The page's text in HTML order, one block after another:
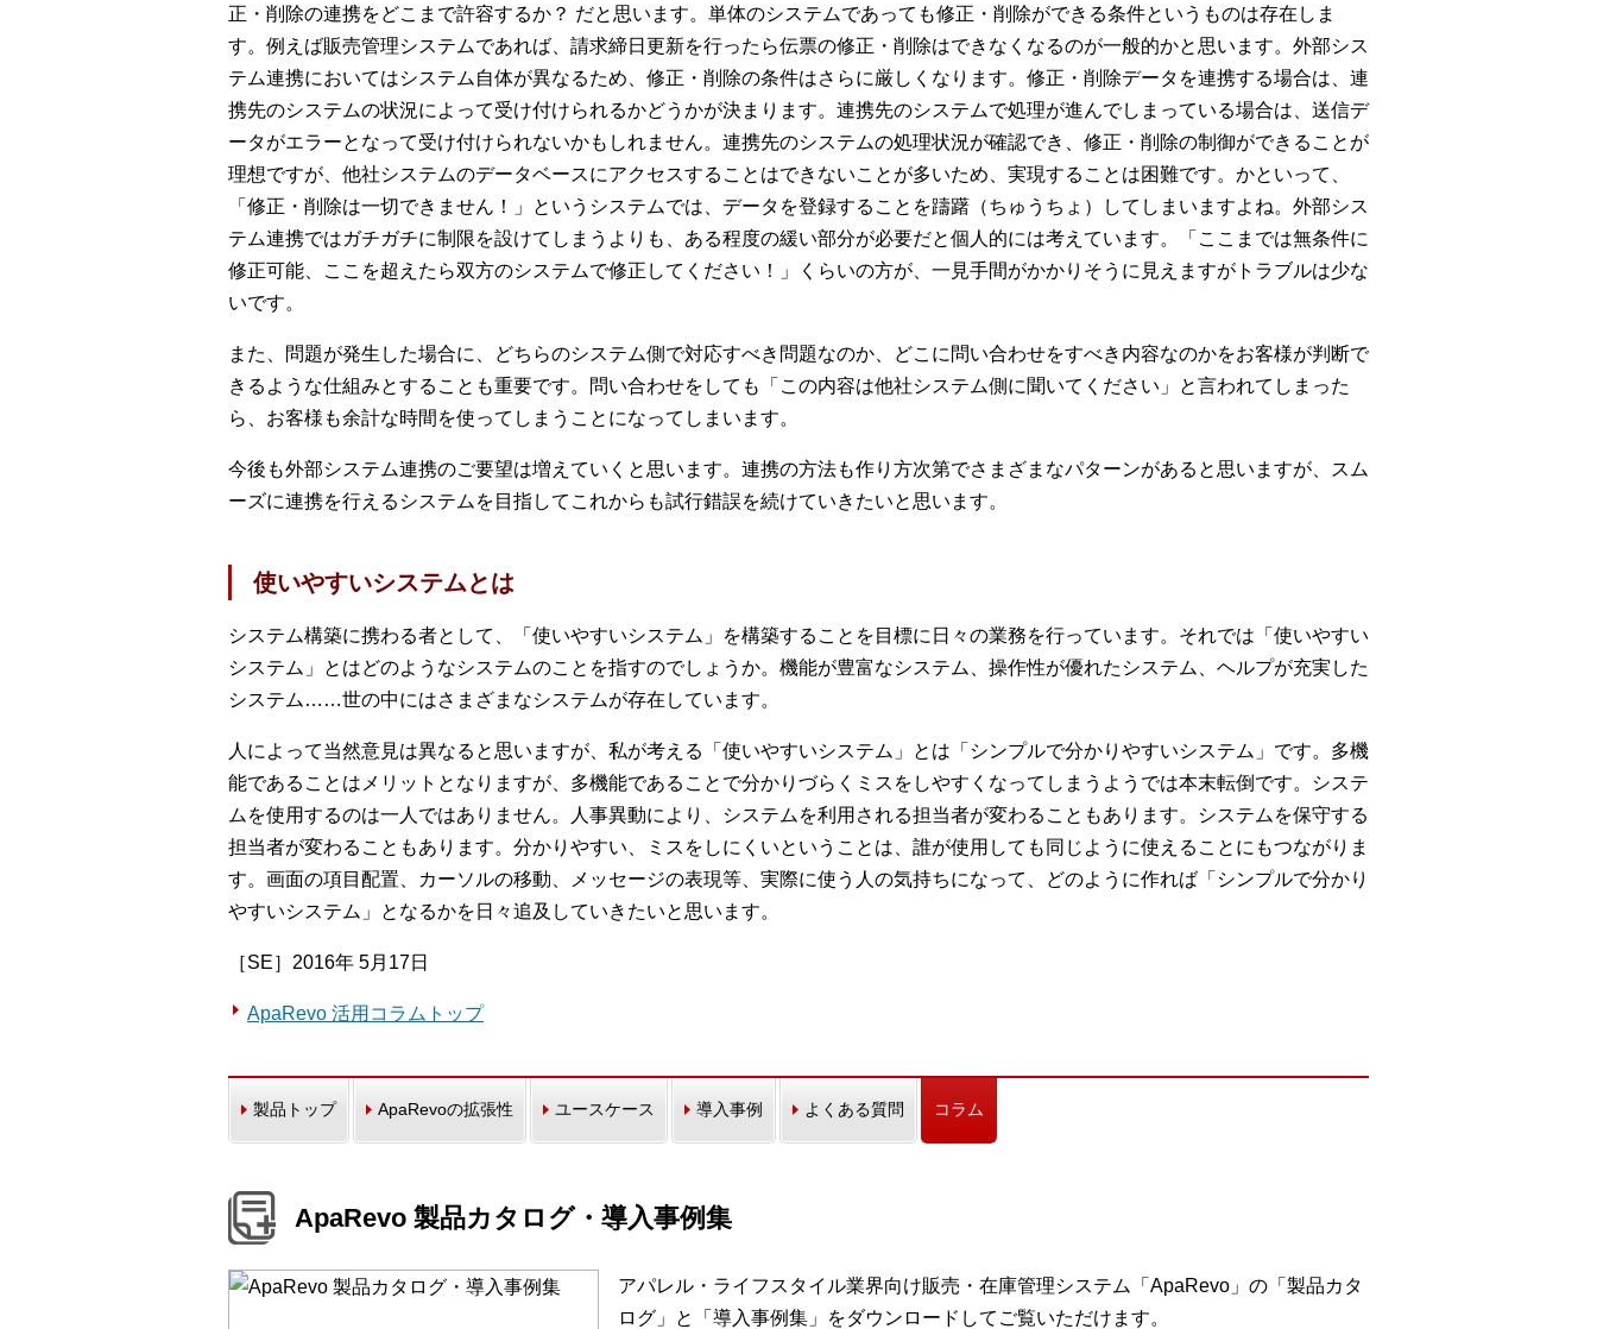
正・削除の連携をどこまで許容するか？ だと思います。単体のシステムであっても修正・削除ができる条件というものは存在しま
す。例えば販売管理システムであれば、請求締日更新を行ったら伝票の修正・削除はできなくなるのが一般的かと思います。外部シス
テム連携においてはシステム自体が異なるため、修正・削除の条件はさらに厳しくなります。修正・削除データを連携する場合は、連
携先のシステムの状況によって受け付けられるかどうかが決まります。連携先のシステムで処理が進んでしまっている場合は、送信デ
ータがエラーとなって受け付けられないかもしれません。連携先のシステムの処理状況が確認でき、修正・削除の制御ができることが
理想ですが、他社システムのデータベースにアクセスすることはできないことが多いため、実現することは困難です。かといって、
「修正・削除は一切できません！」というシステムでは、データを登録することを躊躇（ちゅうちょ）してしまいますよね。外部シス
テム連携ではガチガチに制限を設けてしまうよりも、ある程度の緩い部分が必要だと個人的には考えています。「ここまでは無条件に
修正可能、ここを超えたら双方のシステムで修正してください！」くらいの方が、一見手間がかかりそうに見えますがトラブルは少な
いです。
また、問題が発生した場合に、どちらのシステム側で対応すべき問題なのか、どこに問い合わせをすべき内容なのかをお客様が判断で
きるような仕組みとすることも重要です。問い合わせをしても「この内容は他社システム側に聞いてください」と言われてしまった
ら、お客様も余計な時間を使ってしまうことになってしまいます。
今後も外部システム連携のご要望は増えていくと思います。連携の方法も作り方次第でさまざまなパターンがあると思いますが、スム
ーズに連携を行えるシステムを目指してこれからも試行錯誤を続けていきたいと思います。
使いやすいシステムとは
システム構築に携わる者として、「使いやすいシステム」を構築することを目標に日々の業務を行っています。それでは「使いやすい
システム」とはどのようなシステムのことを指すのでしょうか。機能が豊富なシステム、操作性が優れたシステム、ヘルプが充実した
システム……世の中にはさまざまなシステムが存在しています。
人によって当然意見は異なると思いますが、私が考える「使いやすいシステム」とは「シンプルで分かりやすいシステム」です。多機
能であることはメリットとなりますが、多機能であることで分かりづらくミスをしやすくなってしまうようでは本末転倒です。システ
ムを使用するのは一人ではありません。人事異動により、システムを利用される担当者が変わることもあります。システムを保守する
担当者が変わることもあります。分かりやすい、ミスをしにくいということは、誰が使用しても同じように使えることにもつながりま
す。画面の項目配置、カーソルの移動、メッセージの表現等、実際に使う人の気持ちになって、どのように作れば「シンプルで分かり
やすいシステム」となるかを日々追及していきたいと思います。
［SE］2016年 5月17日
ApaRevo 活用コラムトップ
製品トップ ApaRevoの拡張性 ユースケース 導入事例 よくある質問 コラム
ApaRevo 製品カタログ・導入事例集
アパレル・ライフスタイル業界向け販売・在庫管理システム「ApaRevo」の「製品カタ
ログ」と「導入事例集」をダウンロードしてご覧いただけます。